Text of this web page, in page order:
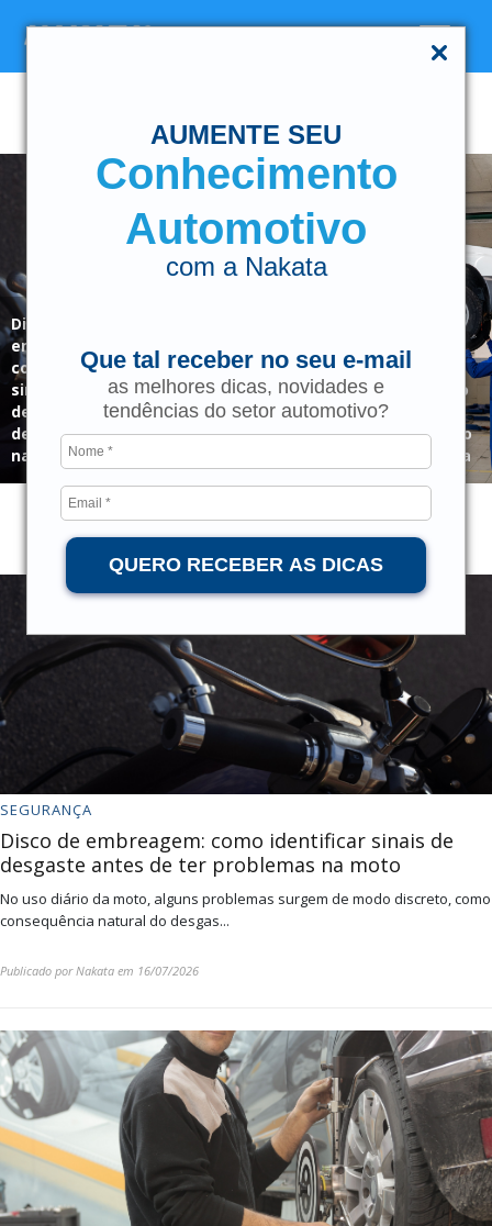
AUMENTE SEU
Conhecimento
Automotivo
com a Nakata
Que tal receber no seu e-mail
as melhores dicas, novidades e
tendências do setor automotivo?
QUERO RECEBER AS DICAS
Disco de
embreagem:
como identificar
sinais de
desgaste antes
de ter problemas
na moto
Carro puxando
para um lado
pode ser
problema? Saiba
as causas mais
Amortecedor do
SUV urbano:
como evitar erro
na hora da troca
SEGURANÇA
Disco de embreagem: como identificar sinais de
desgaste antes de ter problemas na moto
No uso diário da moto, alguns problemas surgem de modo discreto, como
consequência natural do desgas...
Publicado porNakata em 16/07/2026